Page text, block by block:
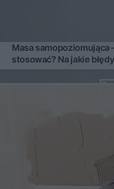
Masa samopoziomująca
stosować? Na jakie